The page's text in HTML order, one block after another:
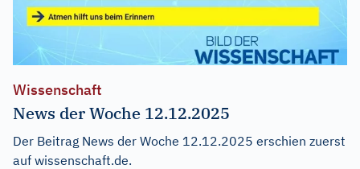
Wissenschaft
News der Woche 12.12.2025
Der Beitrag News der Woche 12.12.2025 erschien zuerst
auf wissenschaft.de.